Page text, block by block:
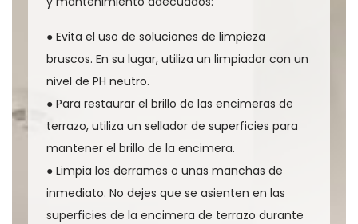
● Evita el uso de soluciones de limpieza
bruscos. En su lugar, utiliza un limpiador con un
nivel de PH neutro.
● Para restaurar el brillo de las encimeras de
terrazo, utiliza un sellador de superficies para
mantener el brillo de la encimera.
● Limpia los derrames o unas manchas de
inmediato. No dejes que se asienten en las
superficies de la encimera de terrazo durante